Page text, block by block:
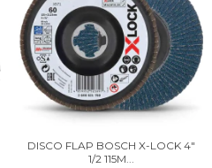
DISCO FLAP BOSCH X-LOCK 4"
1/2 115M...